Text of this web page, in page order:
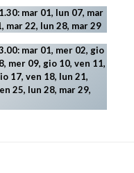
mar 01, lun 07, mar
mar 22, lun 28, mar 29
mar 01, mer 02, gio
mer 09, gio 10, ven 11,
17, ven 18, lun 21,
25, lun 28, mar 29,